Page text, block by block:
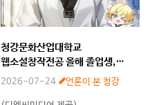
청강문화산업대학교
웹소설창작전공 올해 졸업생,
네이버웹툰·문피아 웹소설 공모전
2026-07-24 언론이 본 청강